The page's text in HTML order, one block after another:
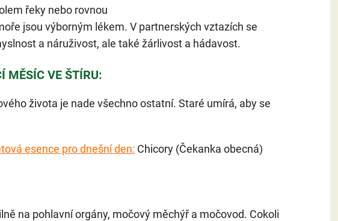
řeky nebo rovnou
jsou výborným lékem. V partnerských vztazích se
a náruživost, ale také žárlivost a hádavost.
MĚSÍC VE ŠTÍRU:
života je nade všechno ostatní. Staré umírá, aby se
esence pro dnešní den: Chicory (Čekanka obecná)
na pohlavní orgány, močový měchýř a močovod. Cokoli